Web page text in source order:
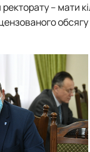
– мати